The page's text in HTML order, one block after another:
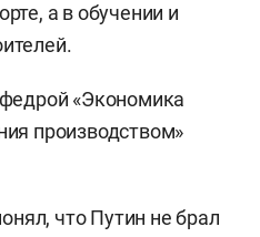
а в обучении и
«Экономика
производством»
что Путин не брал